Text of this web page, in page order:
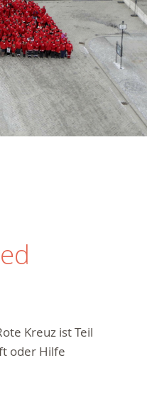
Kreuz ist Teil
oder Hilfe